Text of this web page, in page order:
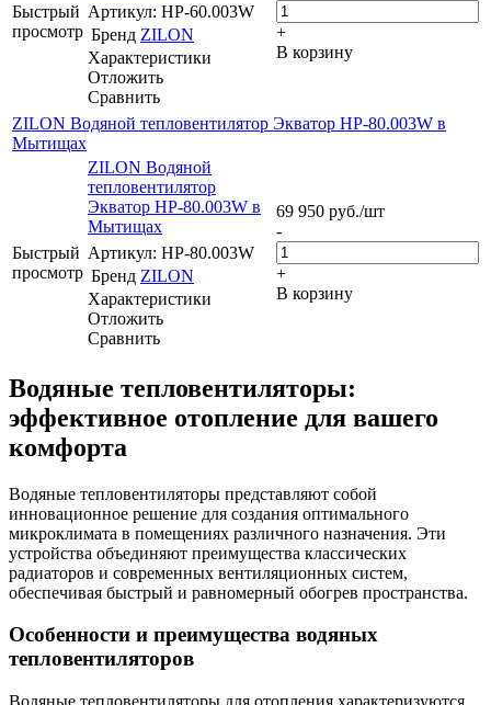
Быстрый
просмотр
Артикул: HP-60.003W
Бренд ZILON
Характеристики
Отложить
Сравнить
+
В корзину
ZILON Водяной тепловентилятор Экватор HP-80.003W в
Мытищах
Быстрый
просмотр
ZILON Водяной
тепловентилятор
Экватор HP-80.003W в
Мытищах
Артикул: HP-80.003W
Бренд ZILON
Характеристики
Отложить
Сравнить
69 950 руб./шт
-
+
В корзину
Водяные тепловентиляторы:
эффективное отопление для вашего
комфорта
Водяные тепловентиляторы представляют собой
инновационное решение для создания оптимального
микроклимата в помещениях различного назначения. Эти
устройства объединяют преимущества классических
радиаторов и современных вентиляционных систем,
обеспечивая быстрый и равномерный обогрев пространства.
Особенности и преимущества водяных
тепловентиляторов
Водяные тепловентиляторы для отопления характеризуются